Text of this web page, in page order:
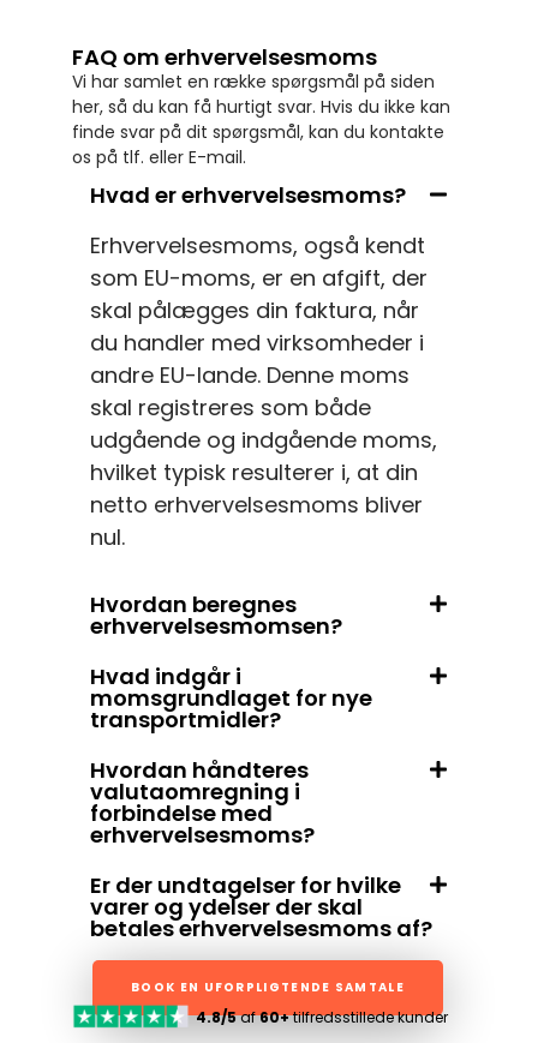
FAQ om erhvervelsesmoms
Vi har samlet en række spørgsmål på siden
her, så du kan få hurtigt svar. Hvis du ikke kan
finde svar på dit spørgsmål, kan du kontakte
os på tlf. eller E-mail.
Hvad er erhvervelsesmoms?
Erhvervelsesmoms, også kendt
som EU-moms, er en afgift, der
skal pålægges din faktura, når
du handler med virksomheder i
andre EU-lande. Denne moms
skal registreres som både
udgående og indgående moms,
hvilket typisk resulterer i, at din
netto erhvervelsesmoms bliver
nul.
Hvordan beregnes
erhvervelsesmomsen?
Hvad indgår i
momsgrundlaget for nye
transportmidler?
Hvordan håndteres
valutaomregning i
forbindelse med
erhvervelsesmoms?
Er der undtagelser for hvilke
varer og ydelser der skal
betales erhvervelsesmoms af?
BOOK EN UFORPLIGTENDE SAMTALE
4.8/5af60+tilfredsstillede kunder